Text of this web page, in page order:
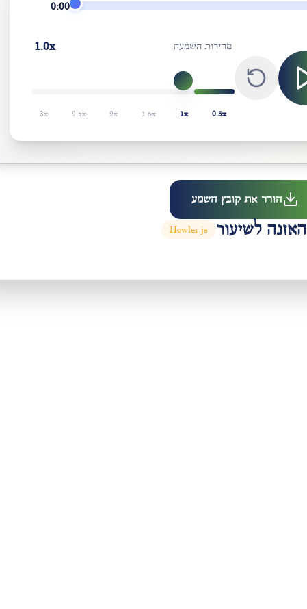
0:00
מהירות השמעה 1.0x
0.5x
1x
1.5x
2x
2.5x
3x
הורד את קובץ השמע
האזנה לשיעור Howler.js